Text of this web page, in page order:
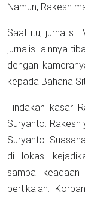
Namun, Rakesh
Saat itu, jurnalis
jurnalis lainnya
dengan
kepada Bahana
Tindakan kasar
Suryanto. Rakesh
Suryanto.
di lokasi
sampai
pertikaian. Korban telah melapor ke Polrestabes Medan,